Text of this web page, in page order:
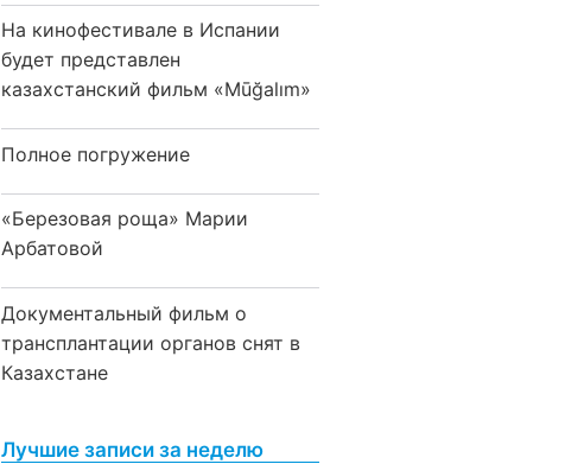
На кинофестивале в Испании
будет представлен
казахстанский фильм «Mūğalım»
Полное погружение
«Березовая роща» Марии
Арбатовой
Документальный фильм о
трансплантации органов снят в
Казахстане
Лучшие записи за неделю